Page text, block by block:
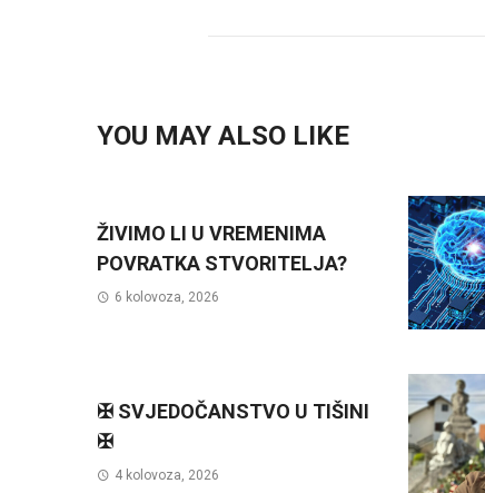
YOU MAY ALSO LIKE
ŽIVIMO LI U VREMENIMA
POVRATKA STVORITELJA?
6 kolovoza, 2026
✠ SVJEDOČANSTVO U TIŠINI
✠
4 kolovoza, 2026